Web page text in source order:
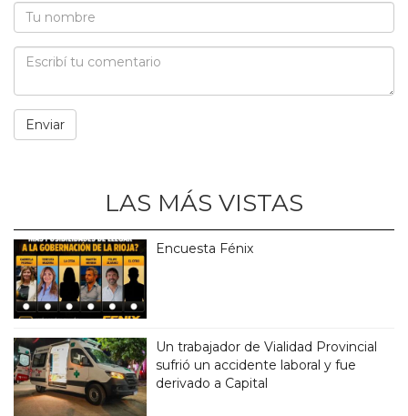
LAS MÁS VISTAS
Encuesta Fénix
Un trabajador de Vialidad Provincial
sufrió un accidente laboral y fue
derivado a Capital